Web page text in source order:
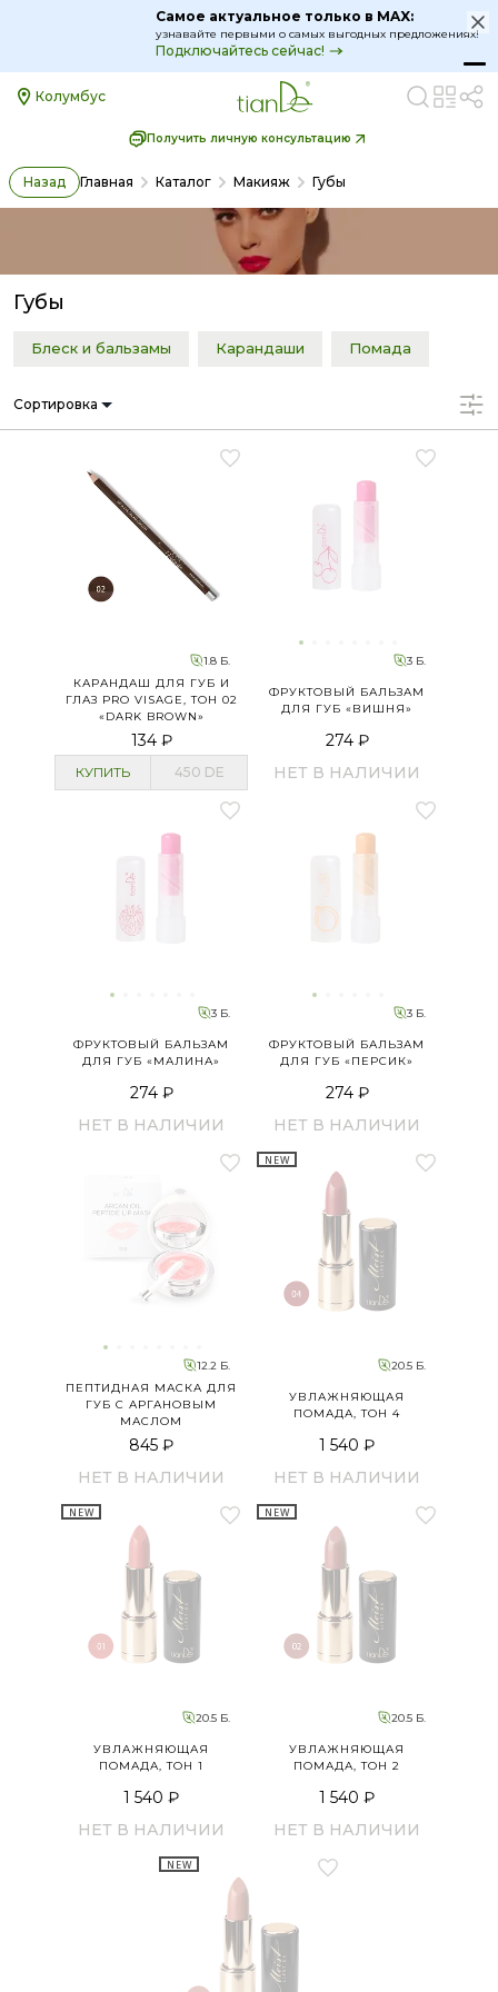
Самое актуальное только в MAX:
узнавайте первыми о самых выгодных предложениях!
Подключайтесь сейчас!
Колумбус
Получить личную консультацию
Назад Главная Каталог Макияж Губы
Губы
Блеск и бальзамы Карандаши Помада
Сортировка
1.8 Б.
КАРАНДАШ ДЛЯ ГУБ И
ГЛАЗ PRO VISAGE, ТОН 02
«DARK BROWN»
134 ₽
КУПИТЬ 450 DE
3 Б.
ФРУКТОВЫЙ БАЛЬЗАМ
ДЛЯ ГУБ «ВИШНЯ»
274 ₽
НЕТ В НАЛИЧИИ
3 Б.
ФРУКТОВЫЙ БАЛЬЗАМ
ДЛЯ ГУБ «МАЛИНА»
274 ₽
НЕТ В НАЛИЧИИ
3 Б.
ФРУКТОВЫЙ БАЛЬЗАМ
ДЛЯ ГУБ «ПЕРСИК»
274 ₽
НЕТ В НАЛИЧИИ
12.2 Б.
ПЕПТИДНАЯ МАСКА ДЛЯ
ГУБ С АРГАНОВЫМ
МАСЛОМ
845 ₽
НЕТ В НАЛИЧИИ
NEW
20.5 Б.
УВЛАЖНЯЮЩАЯ
ПОМАДА, ТОН 4
1 540 ₽
НЕТ В НАЛИЧИИ
NEW
20.5 Б.
УВЛАЖНЯЮЩАЯ
ПОМАДА, ТОН 1
1 540 ₽
НЕТ В НАЛИЧИИ
NEW
20.5 Б.
УВЛАЖНЯЮЩАЯ
ПОМАДА, ТОН 2
1 540 ₽
НЕТ В НАЛИЧИИ
NEW